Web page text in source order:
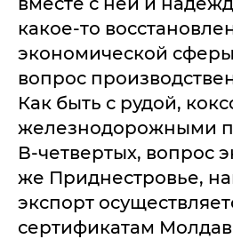
какое-то
экономической
вопрос
Как быть с рудой,
железнодорожными
В-четвертых, вопрос
же Приднестровье,
экспорт
сертификатам